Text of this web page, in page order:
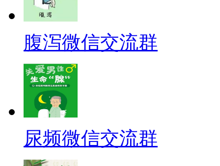
腹泻微信交流群
尿频微信交流群